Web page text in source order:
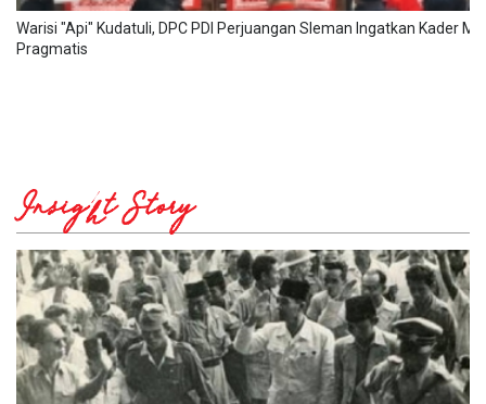
Warisi "Api" Kudatuli, DPC PDI Perjuangan Sleman Ingatkan Kader
Pragmatis
Insight Story